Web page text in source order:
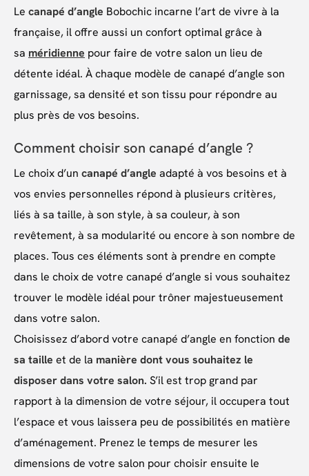
Le canapé d’angle Bobochic incarne l’art de vivre à la
française, il offre aussi un confort optimal grâce à
sa méridienne pour faire de votre salon un lieu de
détente idéal. À chaque modèle de canapé d’angle son
garnissage, sa densité et son tissu pour répondre au
plus près de vos besoins.
Comment choisir son canapé d’angle ?
Le choix d’un canapé d’angle adapté à vos besoins et à
vos envies personnelles répond à plusieurs critères,
liés à sa taille, à son style, à sa couleur, à son
revêtement, à sa modularité ou encore à son nombre de
places. Tous ces éléments sont à prendre en compte
dans le choix de votre canapé d’angle si vous souhaitez
trouver le modèle idéal pour trôner majestueusement
dans votre salon.
Choisissez d’abord votre canapé d’angle en fonction de
sa taille et de la manière dont vous souhaitez le
disposer dans votre salon. S’il est trop grand par
rapport à la dimension de votre séjour, il occupera tout
l’espace et vous laissera peu de possibilités en matière
d’aménagement. Prenez le temps de mesurer les
dimensions de votre salon pour choisir ensuite le